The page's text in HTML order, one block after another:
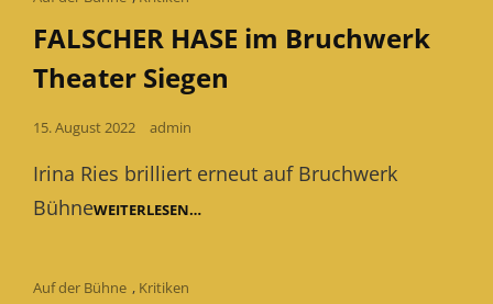
FALSCHER HASE im Bruchwerk
Theater Siegen
Posted
15. August 2022 admin
Irina Ries brilliert erneut auf Bruchwerk
BühneWEITERLESEN…FALSCHER
Cat
Auf der Bühne , Kritiken